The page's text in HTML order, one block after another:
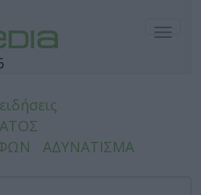
ΑΔΥΝΑΤΙΣΜΑ